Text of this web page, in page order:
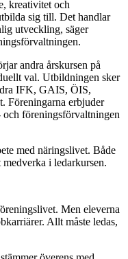
kreativitet och
sig till. Det handlar
utveckling, säger
andra årskursen på
val. Utbildningen sker
IFK, GAIS, ÖIS,
Föreningarna erbjuder
föreningsförvaltningen
med näringslivet. Både
i ledarkursen.
Men eleverna
Allt måste ledas,